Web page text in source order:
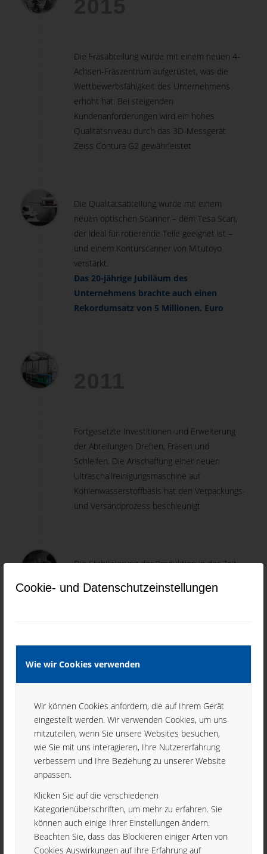
Cookie- und Datenschutzeinstellungen
Wie wir Cookies verwenden
Wir können Cookies anfordern, die auf Ihrem Gerät
eingestellt werden. Wir verwenden Cookies, um uns
mitzuteilen, wenn Sie unsere Websites besuchen,
wie Sie mit uns interagieren, Ihre Nutzererfahrung
verbessern und Ihre Beziehung zu unserer Website
anpassen.
Klicken Sie auf die verschiedenen
Kategorienüberschriften, um mehr zu erfahren. Sie
können auch einige Ihrer Einstellungen ändern.
Beachten Sie, dass das Blockieren einiger Arten von
Cookies Auswirkungen auf Ihre Erfahrung auf
Die Fräsabteilung wurde mit einem neuen 4-
Achsen-Fräszentrum aufgerüstet, was die
Wettbewerbsfähigkeit des Unternehmens
erhöht hat. Bei steigenden
Kundenanforderungen wird ein hohes
Qualitätsniveau durch das 3D-Messgerät
Zeiss Contura G2 gewährleistet
Die Qualitätsabteilung wurde mit einem
neuen optischen Scanner – dem Tesa Scan,
der ideal für rotierende Teile geeignet ist –
und einem Konturscanner von Mitutoyo
verstärkt.
Das 20-jährige Jubiläum des
Unternehmens brachte auch einen
Rekordumsatz von 5 Millionen. Euro
Fortgesetzte Investitionen und Erweiterung
der Abteilungen Drehen, Fräsen und
Schleifen. Die Anschaffung einer neuen
Ultraschallreinigungsmaschine auf
Kohlenwasserstoffbasis hat den Verpackungs-
und Versandprozess beschleunigt
Die Stabilisierung der Produktion in der Zeit
in neue progressive Drehtechnologien. Der
2009
zu einem Rückgang der Produktion und der
Mitarbeiterzahlen.
Als Folge der Krise wurde eine strategische
Entscheidung getroffen – die endgültige
Abschaffung der Nockenmaschinen. Während